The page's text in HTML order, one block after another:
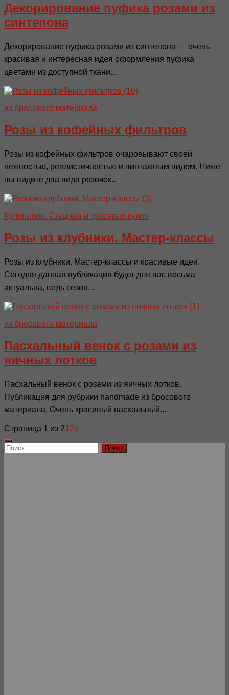
Декорирование пуфика розами из
синтепона
Декорирование пуфика розами из синтепона — очень
красивая и интересная идея оформления пуфика
цветами из доступной ткани....
из бросового материала
Розы из кофейных фильтров
Розы из кофейных фильтров очаровывают своей
нежностью, реалистичностью и винтажным видом. Ниже
вы видите два вида розочек...
Кулинария. Сладкая и красивая кухня
Розы из клубники. Мастер-классы
Розы из клубники. Мастер-классы и красивые идеи.
Сегодня данная публикация будет для вас весьма
актуальна, ведь сезон...
из бросового материала
Пасхальный венок с розами из
яичных лотков
Пасхальный венок с розами из яичных лотков.
Публикация для рубрики handmade из бросового
материала. Очень красивый пасхальный...
Страница 1 из 21 2»
Найти: